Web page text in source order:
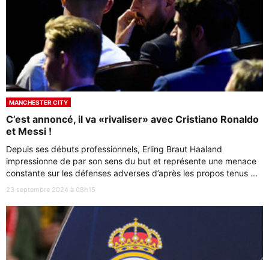
MANCHESTER CITY
C’est annoncé, il va «rivaliser» avec Cristiano Ronaldo
et Messi !
Depuis ses débuts professionnels, Erling Braut Haaland
impressionne de par son sens du but et représente une menace
constante sur les défenses adverses d’après les propos tenus ...
23 septembre 2024 à 08h15